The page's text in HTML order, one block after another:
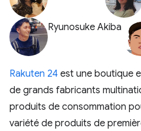
Ryunosuke Akiba
Rakuten 24 est une boutique
de grands fabricants
produits de consommation
variété de produits de